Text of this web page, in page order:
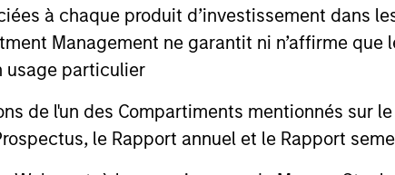
à chaque produit d’investissement dans
Management ne garantit ni n’affirme
usage particulier
de l'un des Compartiments mentionnés sur
le Rapport annuel et le Rapport
and other clients
cash management
of expertise,
Our
resources